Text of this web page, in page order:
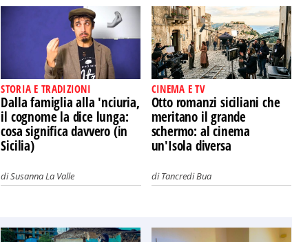
STORIA E TRADIZIONI
Dalla famiglia alla 'nciuria,
il cognome la dice lunga:
cosa significa davvero (in
Sicilia)
diSusanna La Valle
CINEMA E TV
Otto romanzi siciliani che
meritano il grande
schermo: al cinema
un'Isola diversa
diTancredi Bua